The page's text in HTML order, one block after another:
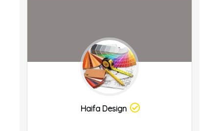
Haifa Design